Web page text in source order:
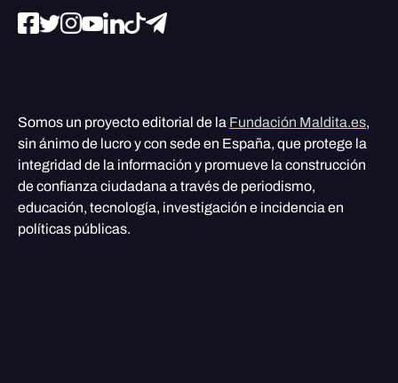
Somos un proyecto editorial de la Fundación Maldita.es,
sin ánimo de lucro y con sede en España, que protege la
integridad de la información y promueve la construcción
de confianza ciudadana a través de periodismo,
educación, tecnología, investigación e incidencia en
políticas públicas.